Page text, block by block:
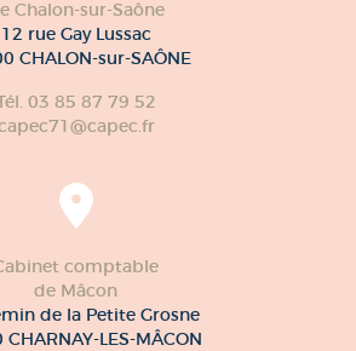
Chalon-sur-Saône
12 rue Gay Lussac
CHALON-sur-SAÔNE
03 85 87 79 52
comptable
de Mâcon
de la Petite Grosne
LES-MÂCON